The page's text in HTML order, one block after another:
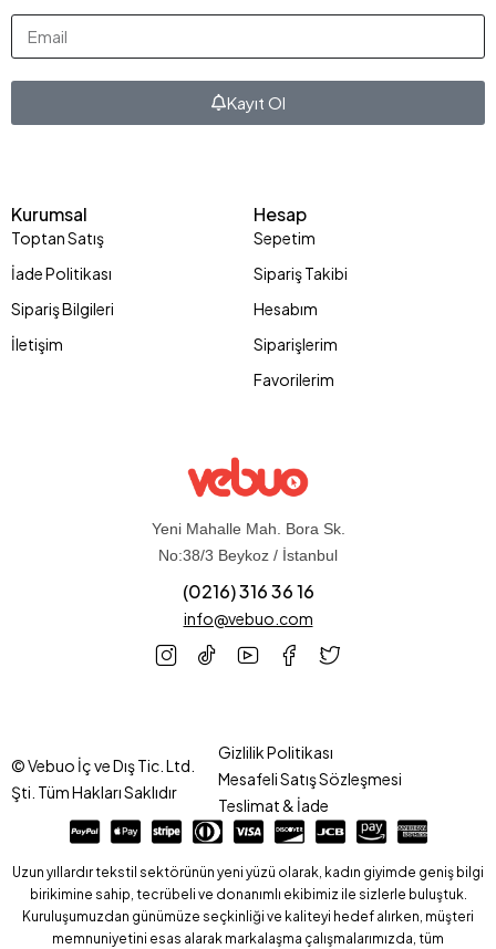
Yeni Mahalle Mah. Bora Sk.
No:38/3 Beykoz / İstanbul
(0216) 316 36 16
info@vebuo.com
Kurumsal
Toptan Satış
İade Politikası
Sipariş Bilgileri
İletişim
Hesap
Sepetim
Sipariş Takibi
Hesabım
Siparişlerim
Favorilerim
Kayıt Ol
© Vebuo İç ve Dış Tic. Ltd.
Şti. Tüm Hakları Saklıdır
Gizlilik Politikası
Mesafeli Satış Sözleşmesi
Teslimat & İade
Uzun yıllardır tekstil sektörünün yeni yüzü olarak, kadın giyimde geniş bilgi
birikimine sahip, tecrübeli ve donanımlı ekibimiz ile sizlerle buluştuk.
Kuruluşumuzdan günümüze seçkinliği ve kaliteyi hedef alırken, müşteri
memnuniyetini esas alarak markalaşma çalışmalarımızda, tüm